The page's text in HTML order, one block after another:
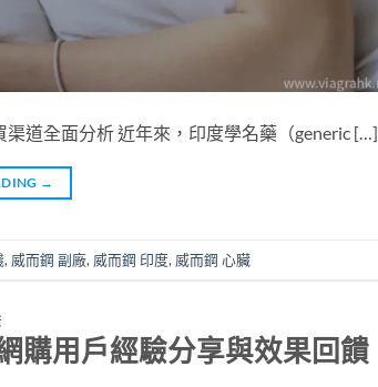
道全面分析 近年來，印度學名藥（generic […]
→
, 威而鋼 副廠, 威而鋼 印度, 威而鋼 心臟
購用戶經驗分享與效果回饋